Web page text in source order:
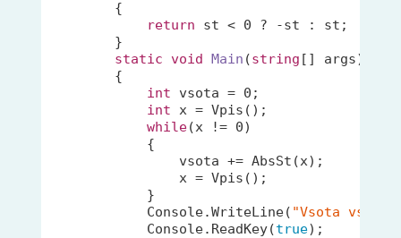
        {
return st < 0 ? -st : st;
        }
static
void Main (string [] args)
        {
int vsota = 0 ;
int x = Vpis();
while(x != 0)
            {
                vsota += AbsSt(x);
                x = Vpis();
            }
            Console.WriteLine(
"Vsota vseh
            Console.ReadKey(
true);